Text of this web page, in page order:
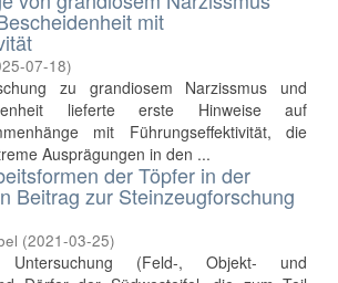
mit
07-18)
zu grandiosem Narzissmus und
lieferte erste Hinweise auf
mit Führungseffektivität, die
Ausprägungen in den ...
der Töpfer in der
Beitrag zur Steinzeugforschung
(2021-03-25)
Untersuchung (Feld-, Objekt- und